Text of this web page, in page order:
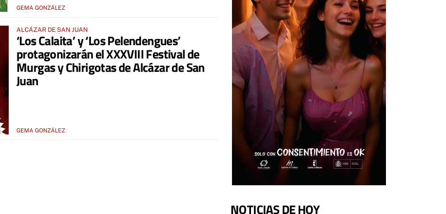
GEMA GONZÁLEZ
ALCÁZAR DE SAN JUAN
‘Los Calaita’ y ‘Los Pelendengues’
protagonizarán el XXXVIII Festival de
Murgas y Chirigotas de Alcázar de San
Juan
GEMA GONZÁLEZ
NOTICIAS DE HOY